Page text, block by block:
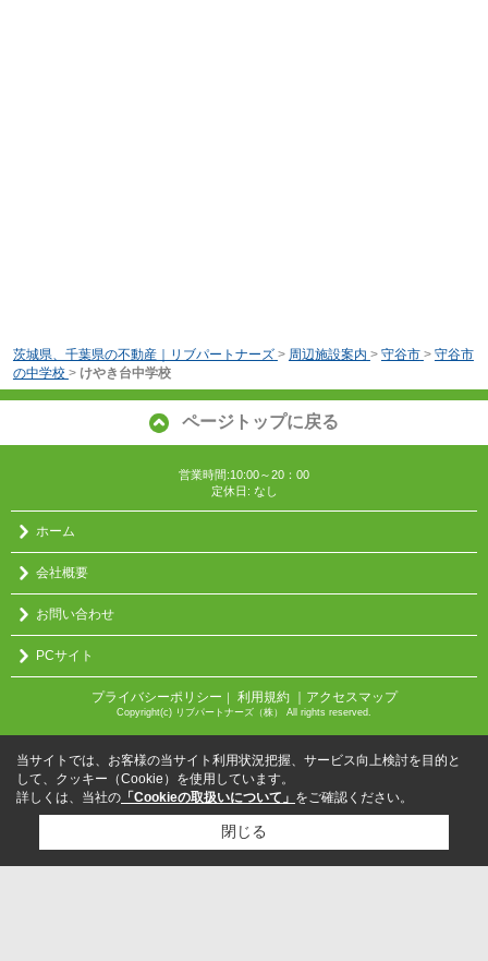
茨城県、千葉県の不動産｜リブパートナーズ > 周辺施設案内 > 守谷市 > 守谷市
の中学校 > けやき台中学校
ページトップに戻る
営業時間:10:00～20：00
定休日: なし
ホーム
会社概要
お問い合わせ
PCサイト
プライバシーポリシー ｜ 利用規約 ｜アクセスマップ
Copyright(c) リブパートナーズ（株） All rights reserved.
当サイトでは、お客様の当サイト利用状況把握、サービス向上検討を目的と
して、クッキー（Cookie）を使用しています。
詳しくは、当社の 「Cookieの取扱いについて」 をご確認ください。
閉じる